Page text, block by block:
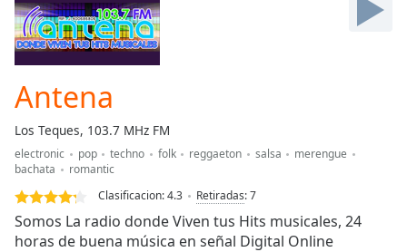
Backward
Skip
Forward
Mute
Current
Time 0:00
Duration
Loaded:
Stream
TypeLIVE
Seek to
Antena
Los Teques, 103.7 MHz FM
electronic pop techno folk reggaeton salsa
merengue
bachata
romantic
Clasificacion:4.3 Retiradas:7
Somos La radio donde Viven tus Hits musicales, 24
horas de buena música en señal Digital Online